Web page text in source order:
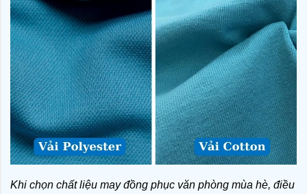
Khi chọn chất liệu may đồng phục văn phòng mùa hè, điều